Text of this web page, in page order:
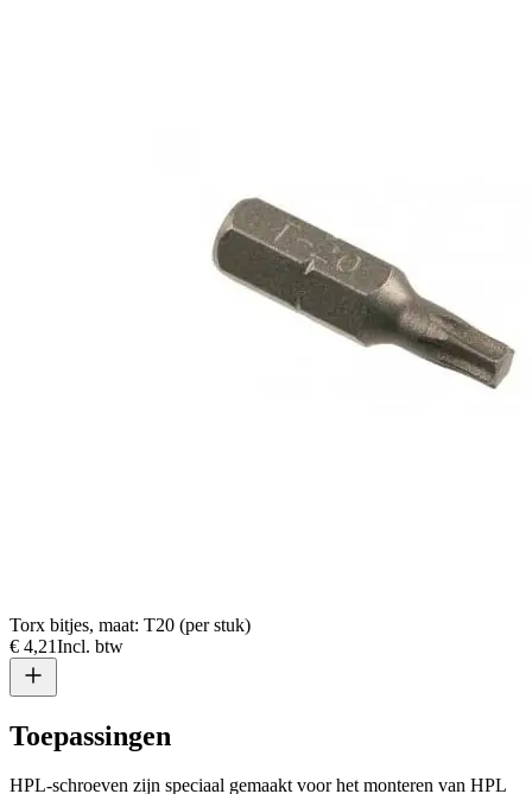
Torx bitjes, maat: T20 (per stuk)
€ 4,21Incl. btw
Toepassingen
HPL-schroeven zijn speciaal gemaakt voor het monteren van HPL